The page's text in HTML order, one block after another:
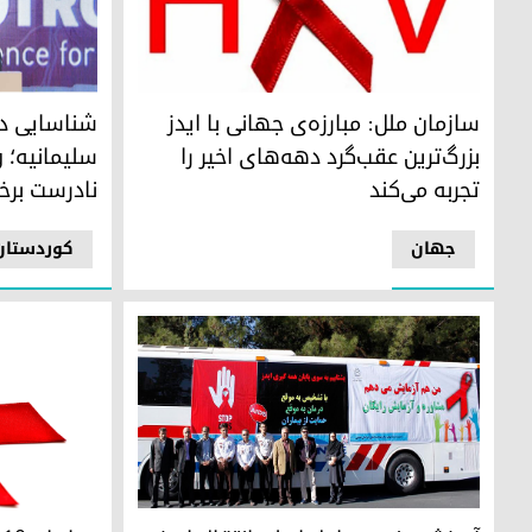
سازمان ملل: مبارزه‌ی جهانی با ایدز بزرگ‌ترین عقب‌گرد
جهان
سازمان ملل: مبارزه‌ی جهانی با ایدز
بزرگ‌ترین عقب‌گرد دهه‌های اخیر را
تجربه می‌کند
دکتر
شناسایی
نادرست
آمیزش جنسی عامل اصلی انتقال ایدز در ایران است در ایران ١٠ هزار نفر بر اثر ابتلا بە اچ‌آی‌وی درگذشته‌اند